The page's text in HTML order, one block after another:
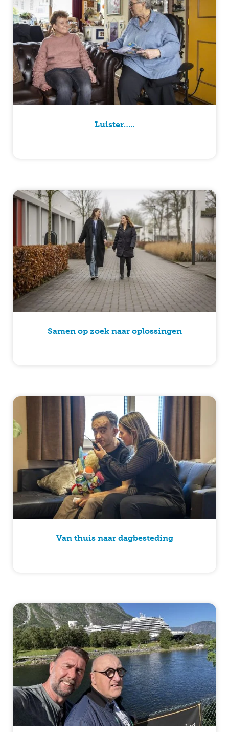
Luister…..
Samen op zoek naar oplossingen
Van thuis naar dagbesteding